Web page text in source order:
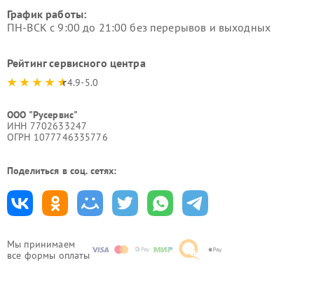
Мы принимаем
все формы оплаты
График работы:
ПН-ВСК с 9:00 до 21:00 без перерывов и выходных
Рейтинг сервисного центра
4.9-5.0
ООО "Русервис"
ИНН 7702633247
ОГРН 1077746335776
Поделиться в соц. сетях: